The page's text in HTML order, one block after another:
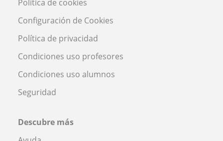
Política de cookies
Configuración de Cookies
Política de privacidad
Condiciones uso profesores
Condiciones uso alumnos
Seguridad
Descubre más